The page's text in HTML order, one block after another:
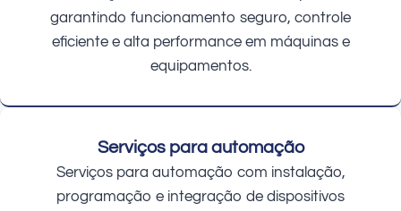
garantindo funcionamento seguro, controle
eficiente e alta performance em máquinas e
equipamentos.
Serviços para automação
Serviços para automação com instalação,
programação e integração de dispositivos